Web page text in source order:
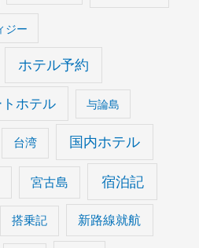
ジー
ホテル予約
トホテル 与論島
台湾 国内ホテル
宮古島 宿泊記
搭乗記 新路線就航